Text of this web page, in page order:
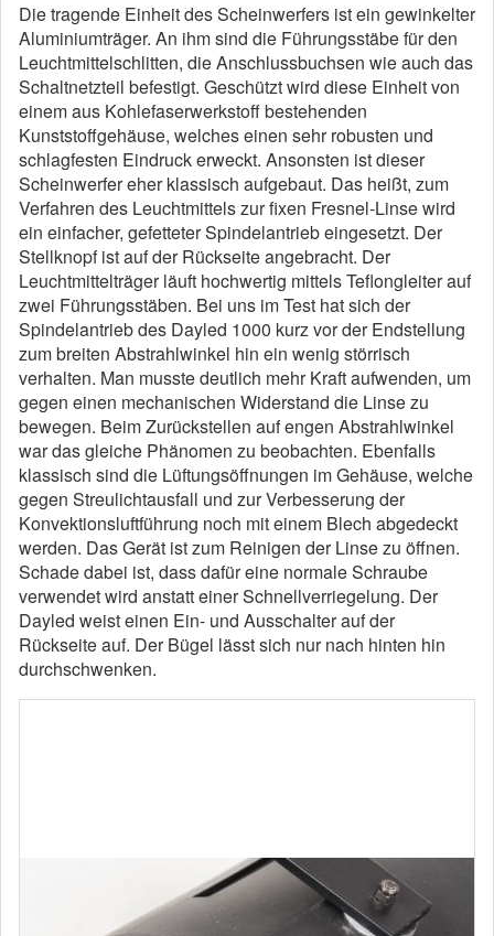
Die tragende Einheit des Scheinwerfers ist ein gewinkelter
Aluminiumträger. An ihm sind die Führungsstäbe für den
Leuchtmittelschlitten, die Anschlussbuchsen wie auch das
Schaltnetzteil befestigt. Geschützt wird diese Einheit von
einem aus Kohlefaserwerkstoff bestehenden
Kunststoffgehäuse, welches einen sehr robusten und
schlagfesten Eindruck erweckt. Ansonsten ist dieser
Scheinwerfer eher klassisch aufgebaut. Das heißt, zum
Verfahren des Leuchtmittels zur fixen Fresnel-Linse wird
ein einfacher, gefetteter Spindelantrieb eingesetzt. Der
Stellknopf ist auf der Rückseite angebracht. Der
Leuchtmittelträger läuft hochwertig mittels Teflongleiter auf
zwei Führungsstäben. Bei uns im Test hat sich der
Spindelantrieb des Dayled 1000 kurz vor der Endstellung
zum breiten Abstrahlwinkel hin ein wenig störrisch
verhalten. Man musste deutlich mehr Kraft aufwenden, um
gegen einen mechanischen Widerstand die Linse zu
bewegen. Beim Zurückstellen auf engen Abstrahlwinkel
war das gleiche Phänomen zu beobachten. Ebenfalls
klassisch sind die Lüftungsöffnungen im Gehäuse, welche
gegen Streulichtausfall und zur Verbesserung der
Konvektionsluftführung noch mit einem Blech abgedeckt
werden. Das Gerät ist zum Reinigen der Linse zu öffnen.
Schade dabei ist, dass dafür eine normale Schraube
verwendet wird anstatt einer Schnellverriegelung. Der
Dayled weist einen Ein- und Ausschalter auf der
Rückseite auf. Der Bügel lässt sich nur nach hinten hin
durchschwenken.